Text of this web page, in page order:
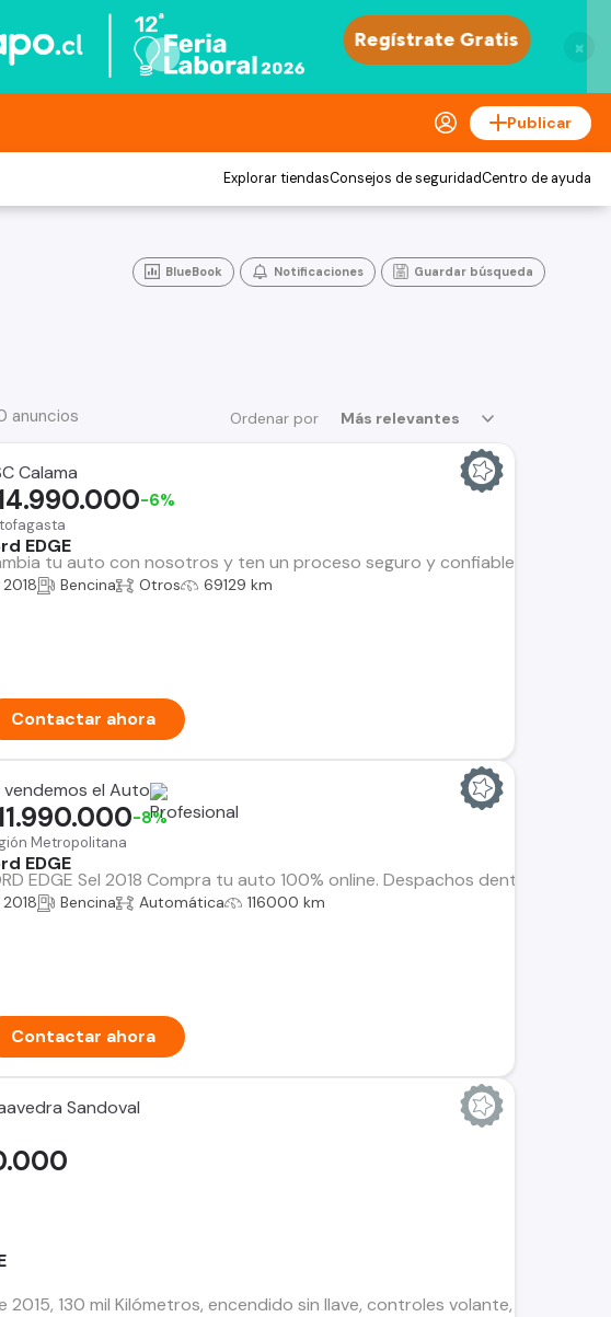
×
Publicar
Explorar tiendasConsejos de seguridadCentro de ayuda
BlueBook Notificaciones Guardar búsqueda
Ordenar por Más relevantes
anuncios
Calama
EDGE
tu auto con nosotros y ten un proceso seguro y confiable. Encuentra
-6%
2018 Bencina Otros 69129 km
Contactar ahora
vendemos el Auto
Metropolitana
EDGE
EDGE Sel 2018 Compra tu auto 100% online. Despachos dentro de la
-8%
2018 Bencina Automática 116000 km
Contactar ahora
Sandoval
2015, 130 mil Kilómetros, encendido sin llave, controles volante, cierre